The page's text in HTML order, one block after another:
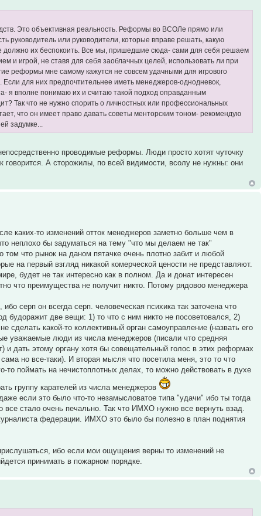
Это объективная реальность. Реформы во ВСОЛе прямо или
руководитель или руководители, которые вправе решать, какую
должно их беспокоить. Все мы, пришедшие сюда- сами для себя решаем
и игрой, не ставя для себя заоблачных целей, использовать ли при
реформы мне самому кажутся не совсем удачными для игрового
для них предпочтительнее иметь менеджеров-однодневок,
я вполне понимаю их и считаю такой подход оправданным
Так что не нужно спорить о личностных или профессиональных
что он имеет право давать советы менторским тоном- рекомендую
задумке...
проводимые реформы. Люди просто хотят чуточку
говорится. А сторожилы, по всей видимости, всолу не нужны: они
каких-то изменений отток менеджеров заметно больше чем в
неплохо бы задуматься на тему "что мы делаем не так"
том что рынок на даном пятачке очень плотно забит и любой
на первый взгляд никакой комерческой цености не представляют.
будет не так интересно как в полном. Да и донат интересен
что преимущества не получит никто. Потому рядовоо менеджера
серп он всегда серп. человеческая психика так заточена что
будоражит две вещи: 1) то что с ним никто не посоветовался, 2)
какой-то коллективный орган самоуправление (назвать его
уважаемые люди из числа менеджеров (писали что средняя
и дать этому органу хотя бы совещательный голос в этих реформах
но все-таки). И вторая мысля что посетила меня, это то что
поймать на нечистоплотных делах, то можно действовать в духе
группу карателей из числа менеджеров
если это было что-то незамысловатое типа "удачи" ибо ты тогда
стало очень печально. Так что ИМХО нужно все вернуть взад.
федерации. ИМХО это было бы полезно в план поднятия
ибо если мои ощущения верны то изменений не
принимать в пожарном порядке.